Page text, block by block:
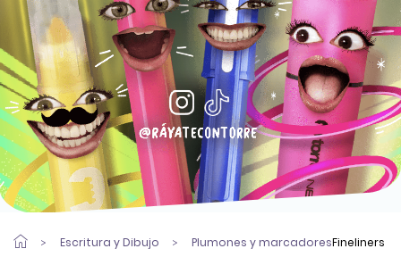
Escritura y Dibujo Plumones y marcadoresFineliners